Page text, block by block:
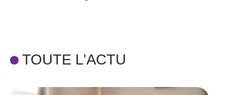
TOUTE L'ACTU